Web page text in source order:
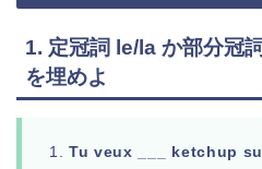
1. 定冠詞 le/la か部分冠
を埋めよ
1.Tu veux ___ ketchup